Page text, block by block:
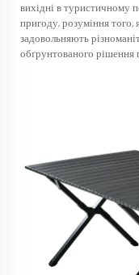
вихідні в туристичному
пригоду, розуміння того,
задовольняють
обґрунтованого рішення